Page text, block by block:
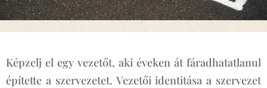
Képzelj el egy vezetőt, aki éveken át fáradhatatlanul
építette a szervezetet. Vezetői identitása a szervezet